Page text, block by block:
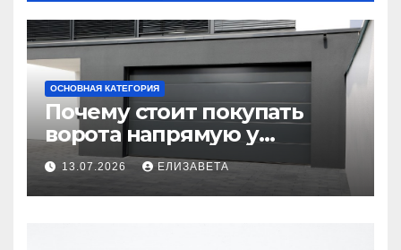
ОСНОВНАЯ КАТЕГОРИЯ
Почему стоит покупать
ворота напрямую у
производителя
13.07.2026 ЕЛИЗАВЕТА